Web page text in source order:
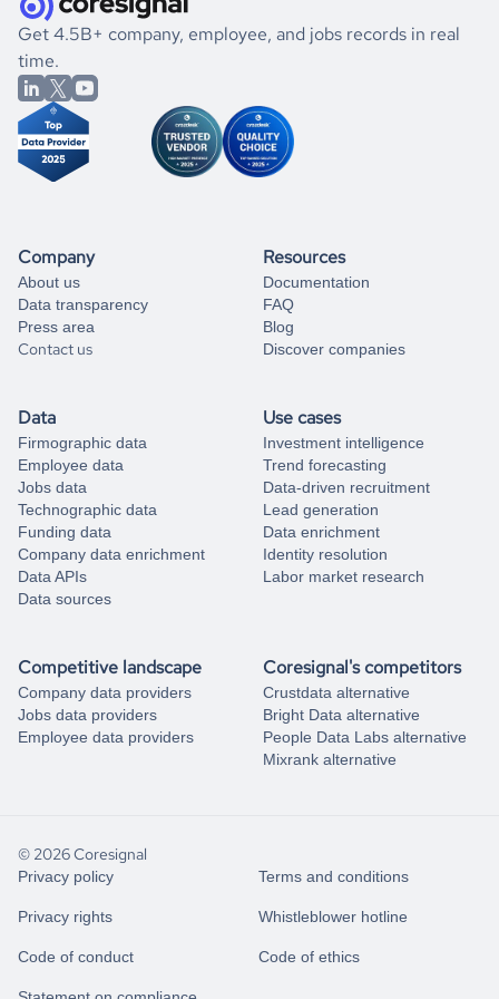
book a free consultation
the historical data, get to know the
Guatemala
Photography
market better.
If you are unsure how to achieve your preferred results,
you can always
from our data experts.
Get 4.5B+ company, employee, and jobs records in real
time.
Company
About us
Data transparency
Press area
Contact us
Resources
Documentation
FAQ
Blog
Discover companies
Data
Firmographic data
Employee data
Jobs data
Technographic data
Funding data
Company data enrichment
Data APIs
Data sources
Use cases
Investment intelligence
Trend forecasting
Data-driven recruitment
Lead generation
Data enrichment
Identity resolution
Labor market research
Competitive landscape
Company data providers
Jobs data providers
Employee data providers
Coresignal's competitors
Crustdata alternative
Bright Data alternative
People Data Labs alternative
Mixrank alternative
© 2026 Coresignal
Privacy policy Terms and conditions
Privacy rights Whistleblower hotline
Code of conduct Code of ethics